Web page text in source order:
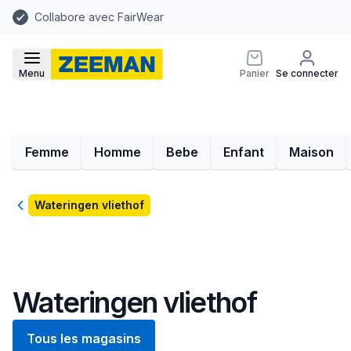
Collabore avec FairWear
Menu Panier Se connecter
Femme Homme Bebe Enfant Maison
RetourWateringen vliethof
Wateringen vliethof
Tous les magasins